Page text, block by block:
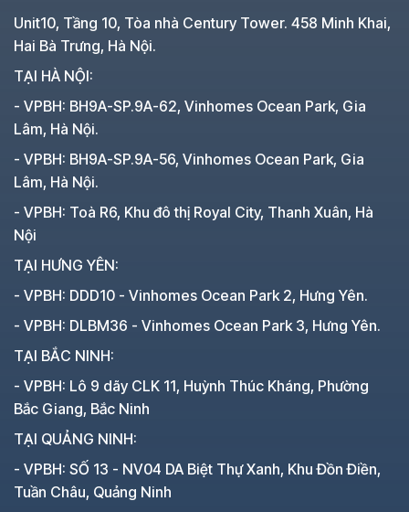
Unit10, Tầng 10, Tòa nhà Century Tower. 458 Minh Khai,
Hai Bà Trưng, Hà Nội.
TẠI HÀ NỘI:
- VPBH: BH9A-SP.9A-62, Vinhomes Ocean Park, Gia
Lâm, Hà Nội.
- VPBH: BH9A-SP.9A-56, Vinhomes Ocean Park, Gia
Lâm, Hà Nội.
- VPBH: Toà R6, Khu đô thị Royal City, Thanh Xuân, Hà
Nội
TẠI HƯNG YÊN:
- VPBH: DDD10 - Vinhomes Ocean Park 2, Hưng Yên.
- VPBH: DLBM36 - Vinhomes Ocean Park 3, Hưng Yên.
TẠI BẮC NINH:
- VPBH: Lô 9 dãy CLK 11, Huỳnh Thúc Kháng, Phường
Bắc Giang, Bắc Ninh
TẠI QUẢNG NINH:
- VPBH: SỐ 13 - NV04 DA Biệt Thự Xanh, Khu Đồn Điền,
Tuần Châu, Quảng Ninh